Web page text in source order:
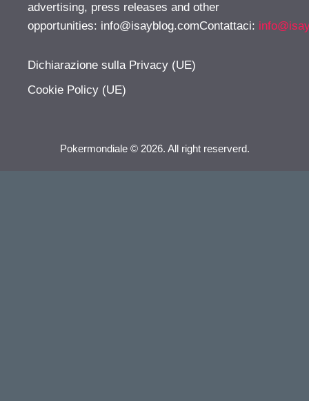
advertising, press releases and other
opportunities: info@isayblog.comContattaci:
Dichiarazione sulla Privacy (UE)
Cookie Policy (UE)
Pokermondiale © 2026. All right reserverd.